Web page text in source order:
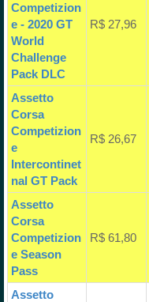
Competizion
e - 2020 GT
World
Challenge
Pack DLC
R$ 27,96
Assetto
Corsa
Competizion
e
Intercontinet
nal GT Pack
R$ 26,67
Assetto
Corsa
Competizion
e Season
Pass
R$ 61,80
Assetto